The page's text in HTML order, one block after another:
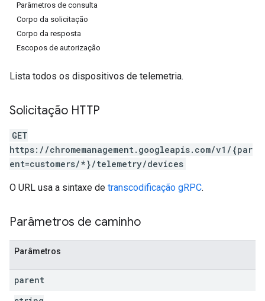
Parâmetros de consulta
Corpo da solicitação
Corpo da resposta
Escopos de autorização
Lista todos os dispositivos de telemetria.
Solicitação HTTP
GET
https://chromemanagement.googleapis.com/v1/{par
ent=customers/*}/telemetry/devices
O URL usa a sintaxe de transcodificação gRPC.
Parâmetros de caminho
Parâmetros
parent